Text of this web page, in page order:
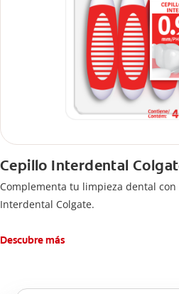
Cepillo Interdental
Complementa tu limpieza dental
Interdental Colgate.
Descubre más